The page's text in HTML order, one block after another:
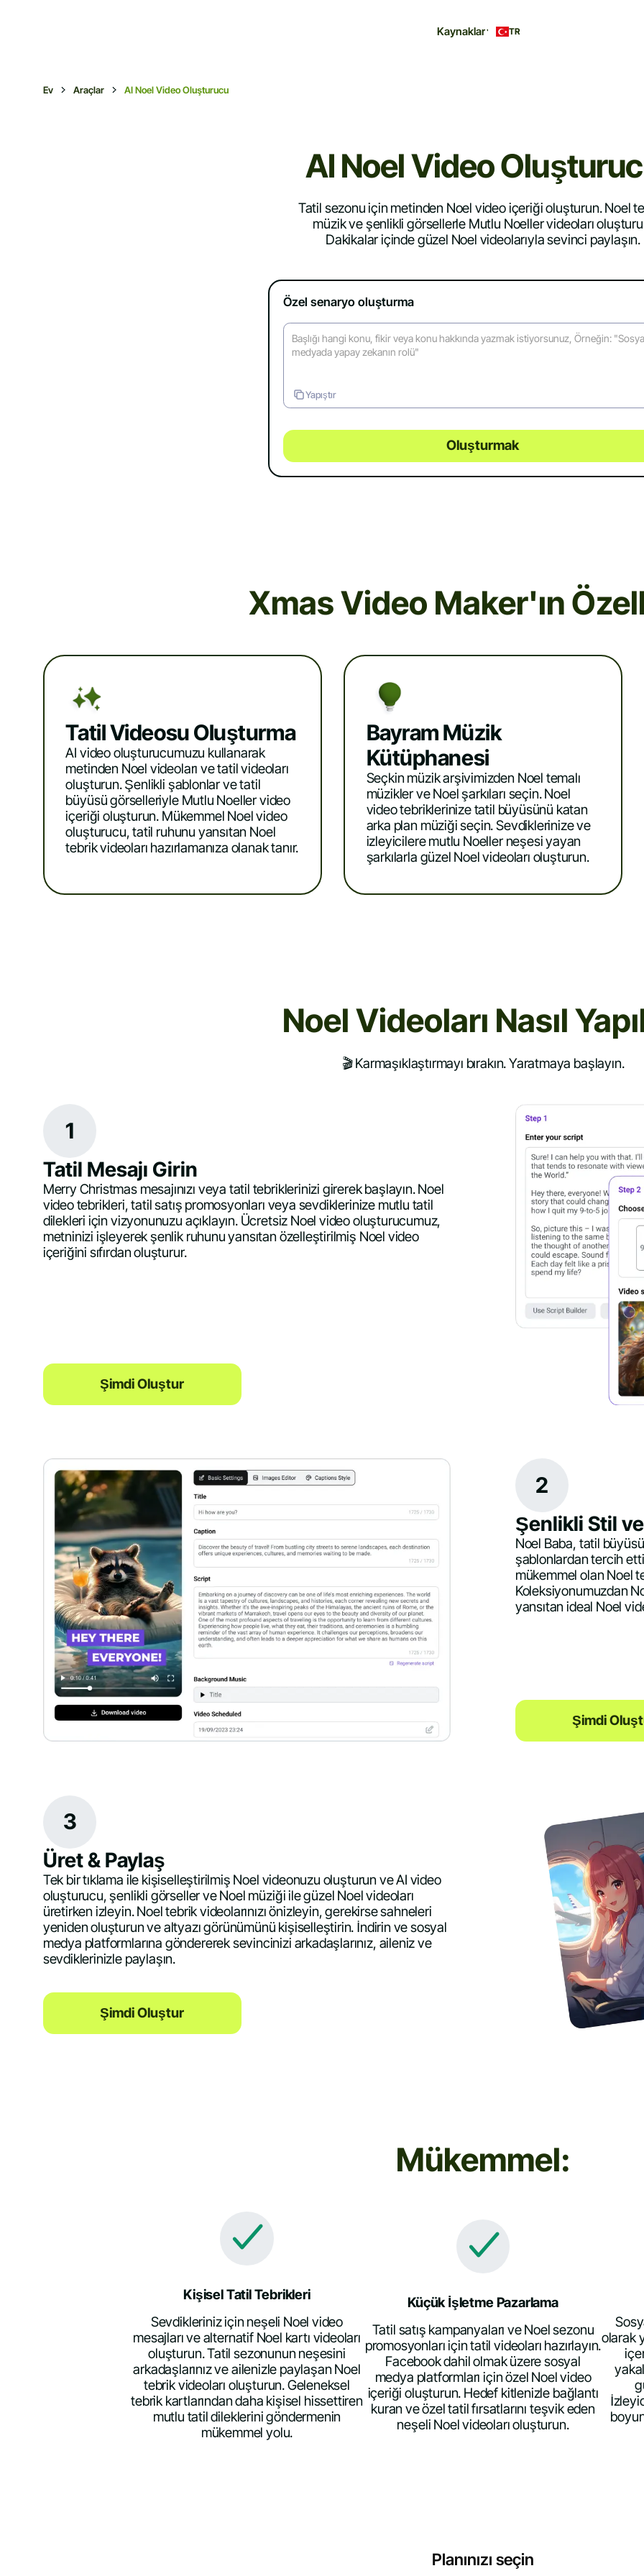
Kaynaklar TR
Ev Araçlar AI Noel Video Oluşturucu
AI Noel Video
Tatil sezonu için metinden Noel video içeriği oluşturun. Noel
müzik ve şenlikli görsellerle Mutlu Noeller videoları
Dakikalar içinde güzel Noel videolarıyla sevinci paylaşın.
Özel senaryo oluşturma
Yapıştır
Oluşturmak
Xmas Video Maker'ın
Tatil Videosu Oluşturma
AI video oluşturucumuzu kullanarak
metinden Noel videoları ve tatil videoları
oluşturun. Şenlikli şablonlar ve tatil
büyüsü görselleriyle Mutlu Noeller video
içeriği oluşturun. Mükemmel Noel video
oluşturucu, tatil ruhunu yansıtan Noel
tebrik videoları hazırlamanıza olanak tanır.
Bayram Müzik
Kütüphanesi
Seçkin müzik arşivimizden Noel temalı
müzikler ve Noel şarkıları seçin. Noel
video tebriklerinize tatil büyüsünü katan
arka plan müziği seçin. Sevdiklerinize ve
izleyicilere mutlu Noeller neşesi yayan
şarkılarla güzel Noel videoları oluşturun.
Noel Videoları Nasıl
🎬 Karmaşıklaştırmayı bırakın. Yaratmaya başlayın.
1
Tatil Mesajı Girin
Merry Christmas mesajınızı veya tatil tebriklerinizi girerek başlayın. Noel
video tebrikleri, tatil satış promosyonları veya sevdiklerinize mutlu tatil
dilekleri için vizyonunuzu açıklayın. Ücretsiz Noel video oluşturucumuz,
metninizi işleyerek şenlik ruhunu yansıtan özelleştirilmiş Noel video
içeriğini sıfırdan oluşturur.
Şimdi Oluştur
2
Şenlikli Stil
Noel Baba, tatil
şablonlardan tercih
mükemmel olan Noel
Koleksiyonumuzdan
yansıtan ideal Noel
Şimdi
3
Üret & Paylaş
Tek bir tıklama ile kişiselleştirilmiş Noel videonuzu oluşturun ve AI video
oluşturucu, şenlikli görseller ve Noel müziği ile güzel Noel videoları
üretirken izleyin. Noel tebrik videolarınızı önizleyin, gerekirse sahneleri
yeniden oluşturun ve altyazı görünümünü kişiselleştirin. İndirin ve sosyal
medya platformlarına göndererek sevincinizi arkadaşlarınız, aileniz ve
sevdiklerinizle paylaşın.
Şimdi Oluştur
Mükemmel:
Kişisel Tatil Tebrikleri
Sevdikleriniz için neşeli Noel video
mesajları ve alternatif Noel kartı videoları
oluşturun. Tatil sezonunun neşesini
arkadaşlarınız ve ailenizle paylaşan Noel
tebrik videoları oluşturun. Geleneksel
tebrik kartlarından daha kişisel hissettiren
mutlu tatil dileklerini göndermenin
mükemmel yolu.
Küçük İşletme Pazarlama
Tatil satış kampanyaları ve Noel sezonu
promosyonları için tatil videoları hazırlayın.
Facebook dahil olmak üzere sosyal
medya platformları için özel Noel video
içeriği oluşturun. Hedef kitlenizle bağlantı
kuran ve özel tatil fırsatlarını teşvik eden
neşeli Noel videoları oluşturun.
olarak
Planınızı seçin